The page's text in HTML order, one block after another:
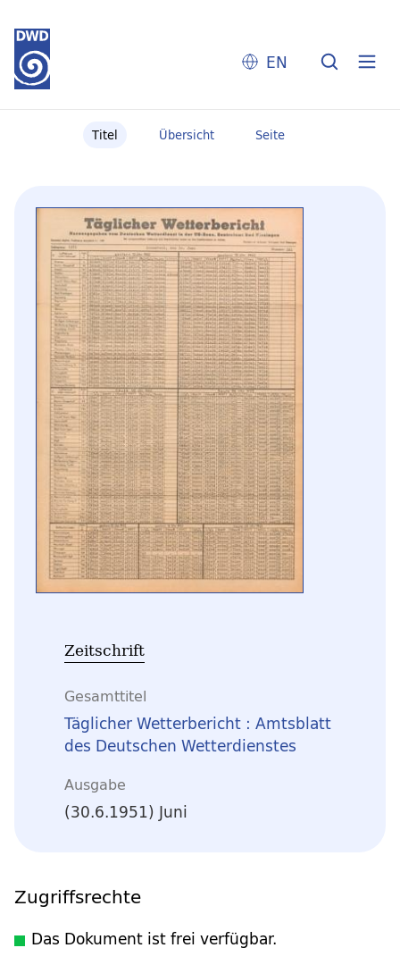
EN
Titel Übersicht Seite
Zeitschrift
Gesamttitel
Täglicher Wetterbericht : Amtsblatt
des Deutschen Wetterdienstes
Ausgabe
(30.6.1951) Juni
Zugriffsrechte
Das Dokument ist frei verfügbar.